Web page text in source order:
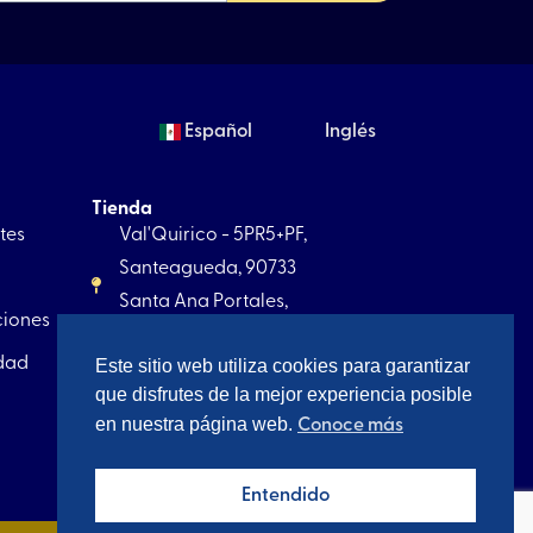
Español Inglés
Tienda
Val'Quirico - 5PR5+PF,
Santeagueda, 90733
Santa Ana Portales,
+52 221 5256 867
contacto@artesagrado.com.mx
Este sitio web utiliza cookies para garantizar
que disfrutes de la mejor experiencia posible
en nuestra página web. Conoce más
Entendido